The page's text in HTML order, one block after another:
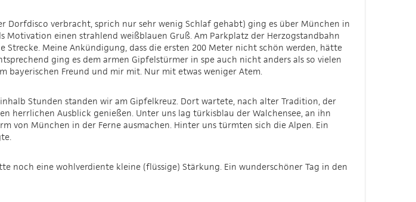
verbracht, sprich nur sehr wenig Schlaf gehabt) ging es über München in
einen strahlend weißblauen Gruß. Am Parkplatz der Herzogstandbahn
Meine Ankündigung, dass die ersten 200 Meter nicht schön werden, hätte
ging es dem armen Gipfelstürmer in spe auch nicht anders als so vielen
Freund und mir mit. Nur mit etwas weniger Atem.
Stunden standen wir am Gipfelkreuz. Dort wartete, nach alter Tradition, der
herrlichen Ausblick genießen. Unter uns lag türkisblau der Walchensee, an ihn
von München in der Ferne ausmachen. Hinter uns türmten sich die Alpen. Ein
noch eine wohlverdiente kleine (flüssige) Stärkung. Ein wunderschöner Tag in den